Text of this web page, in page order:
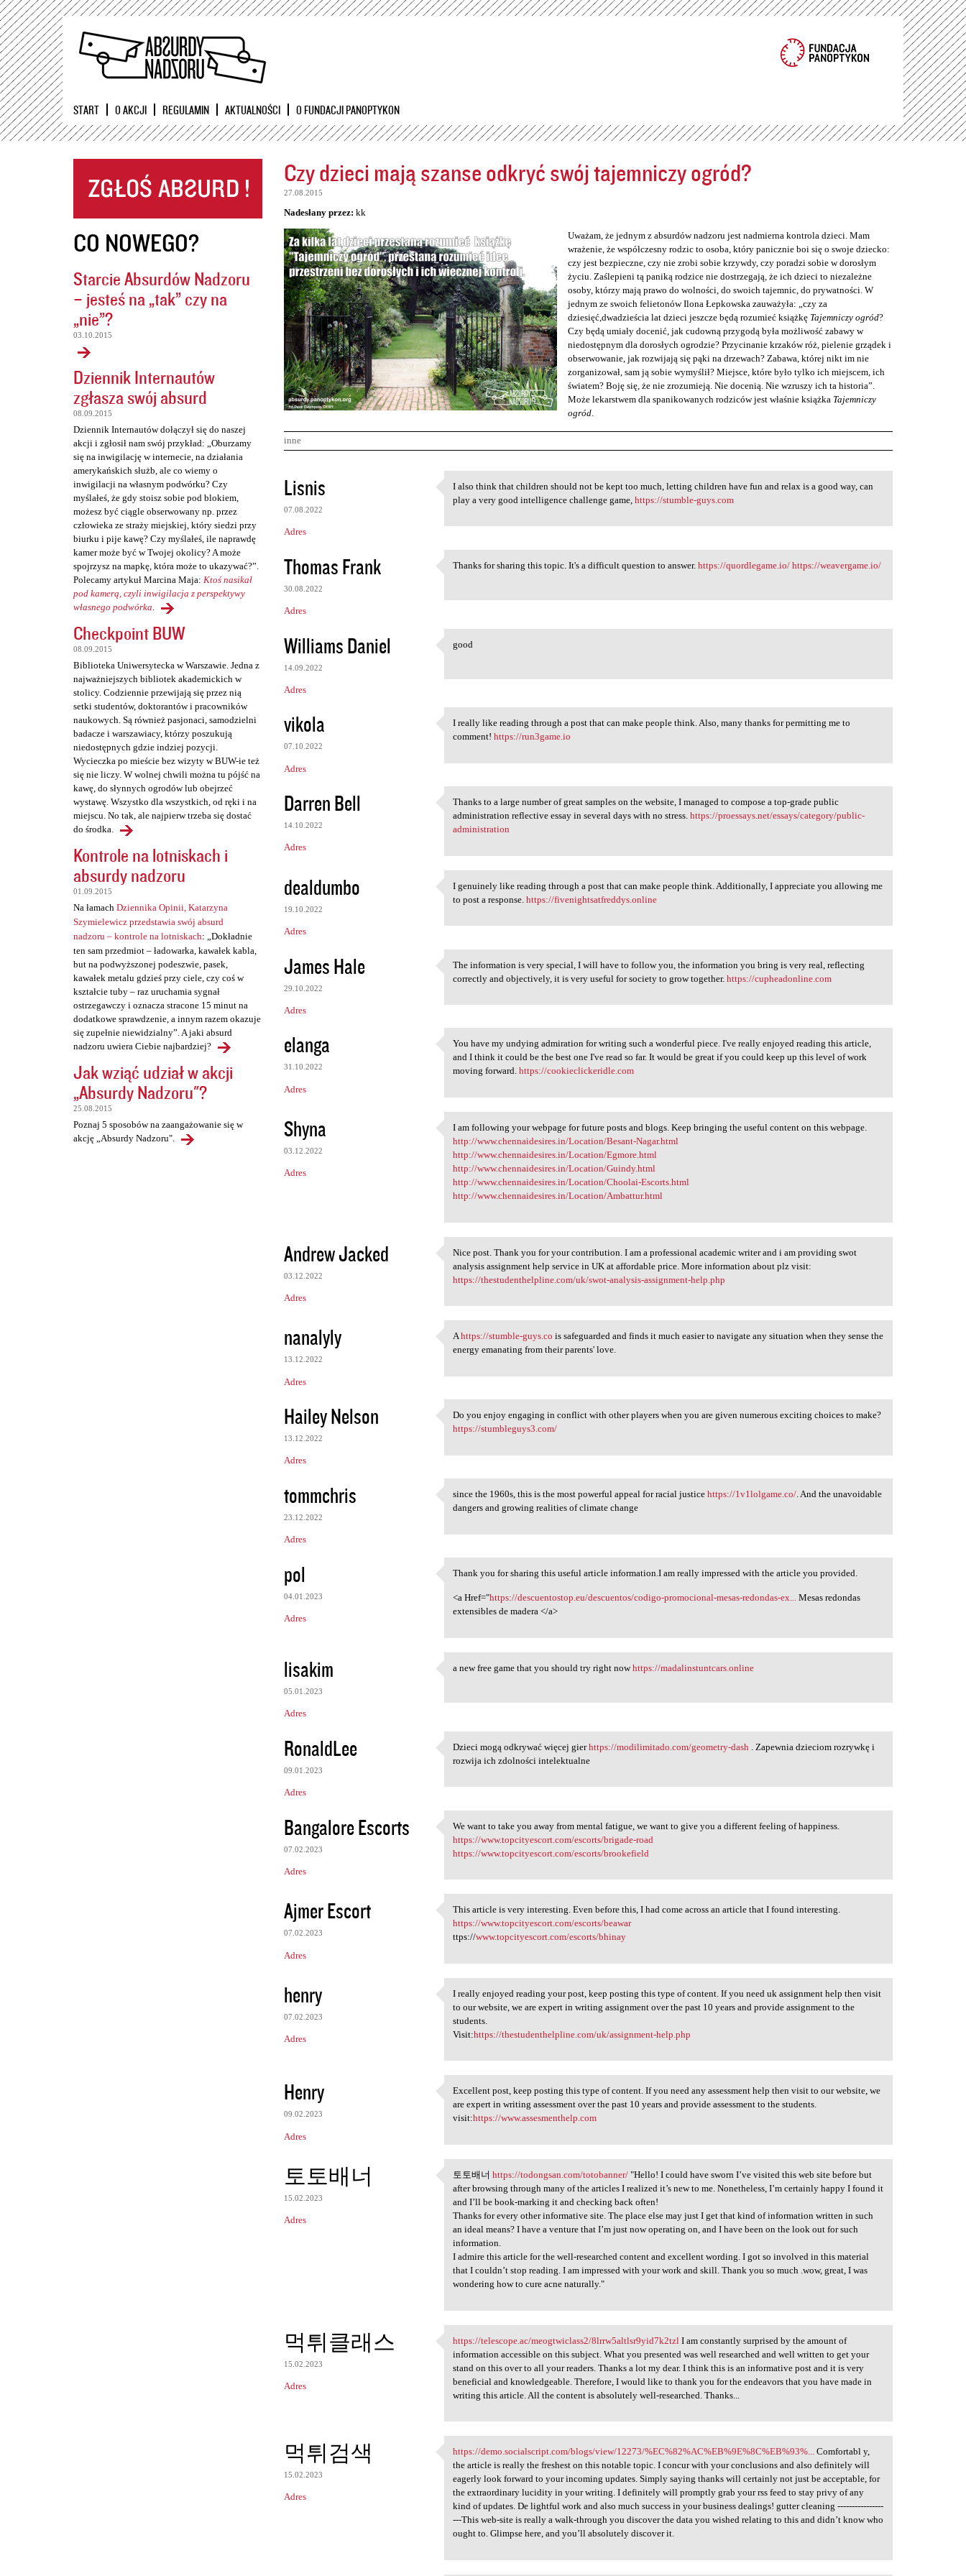
Przejdź
START O AKCJI REGULAMIN AKTUALNOŚCI O FUNDACJI PANOPTYKON
CO NOWEGO?
Starcie Absurdów Nadzoru
– jesteś na „tak” czy na
„nie”?
03.10.2015
Dziennik Internautów
zgłasza swój absurd
08.09.2015
Dziennik Internautów dołączył się do naszej
akcji i zgłosił nam swój przykład: „Oburzamy
się na inwigilację w internecie, na działania
amerykańskich służb, ale co wiemy o
inwigilacji na własnym podwórku? Czy
myślałeś, że gdy stoisz sobie pod blokiem,
możesz być ciągle obserwowany np. przez
człowieka ze straży miejskiej, który siedzi przy
biurku i pije kawę? Czy myślałeś, ile naprawdę
kamer może być w Twojej okolicy? A może
spojrzysz na mapkę, która może to ukazywać?”.
Polecamy artykuł Marcina Maja: Ktoś nasikał
pod kamerą, czyli inwigilacja z perspektywy
własnego podwórka.
Checkpoint BUW
08.09.2015
Biblioteka Uniwersytecka w Warszawie. Jedna z
najważniejszych bibliotek akademickich w
stolicy. Codziennie przewijają się przez nią
setki studentów, doktorantów i pracowników
naukowych. Są również pasjonaci, samodzielni
badacze i warszawiacy, którzy poszukują
niedostępnych gdzie indziej pozycji.
Wycieczka po mieście bez wizyty w BUW-ie też
się nie liczy. W wolnej chwili można tu pójść na
kawę, do słynnych ogrodów lub obejrzeć
wystawę. Wszystko dla wszystkich, od ręki i na
miejscu. No tak, ale najpierw trzeba się dostać
do środka.
Kontrole na lotniskach i
absurdy nadzoru
01.09.2015
Na łamach Dziennika Opinii, Katarzyna
Szymielewicz przedstawia swój absurd
nadzoru – kontrole na lotniskach: „Dokładnie
ten sam przedmiot – ładowarka, kawałek kabla,
but na podwyższonej podeszwie, pasek,
kawałek metalu gdzieś przy ciele, czy coś w
kształcie tuby – raz uruchamia sygnał
ostrzegawczy i oznacza stracone 15 minut na
dodatkowe sprawdzenie, a innym razem okazuje
się zupełnie niewidzialny”. A jaki absurd
nadzoru uwiera Ciebie najbardziej?
Jak wziąć udział w akcji
„Absurdy Nadzoru"?
25.08.2015
Poznaj 5 sposobów na zaangażowanie się w
akcję „Absurdy Nadzoru".
Czy dzieci mają szanse odkryć swój tajemniczy ogród?
27.08.2015
Nadesłany przez: kk
Uważam, że jednym z absurdów nadzoru jest nadmierna kontrola dzieci. Mam
wrażenie, że współczesny rodzic to osoba, który panicznie boi się o swoje dziecko:
czy jest bezpieczne, czy nie zrobi sobie krzywdy, czy poradzi sobie w dorosłym
życiu. Zaślepieni tą paniką rodzice nie dostrzegają, że ich dzieci to niezależne
osoby, którzy mają prawo do wolności, do swoich tajemnic, do prywatności. W
jednym ze swoich felietonów Ilona Łepkowska zauważyła: „czy za
dziesięć,dwadzieścia lat dzieci jeszcze będą rozumieć książkę Tajemniczy ogród?
Czy będą umiały docenić, jak cudowną przygodą była możliwość zabawy w
niedostępnym dla dorosłych ogrodzie? Przycinanie krzaków róż, pielenie grządek i
obserwowanie, jak rozwijają się pąki na drzewach? Zabawa, której nikt im nie
zorganizował, sam ją sobie wymyślił? Miejsce, które było tylko ich miejscem, ich
światem? Boję się, że nie zrozumieją. Nie docenią. Nie wzruszy ich ta historia”.
Może lekarstwem dla spanikowanych rodziców jest właśnie książka Tajemniczy
ogród.
inne
K
o
m
e
n
t
r
z
e
Lisnis
07.08.2022
Adres
I also think that children
I also think that children should not be kept too much, letting children have fun and relax is a good way, can
play a very good intelligence challenge game,https://stumble-guys.com
Thomas Frank
30.08.2022
Adres
Thanks for sharing this topic
Thanks for sharing this topic. It's a difficult question to answer.https://quordlegame.io/ https://weavergame.io/
Williams Daniel
14.09.2022
Adres
good
good
vikola
07.10.2022
Adres
I really like reading through
I really like reading through a post that can make people think. Also, many thanks for permitting me to
comment!https://run3game.io
Darren Bell
14.10.2022
Adres
Thanks to a large number of
Thanks to a large number of great samples on the website, I managed to compose a top-grade public
administration reflective essay in several days with no stress.https://proessays.net/essays/category/public-
administration
dealdumbo
19.10.2022
Adres
I genuinely like reading
I genuinely like reading through a post that can make people think. Additionally, I appreciate you allowing me
to post a response.https://fivenightsatfreddys.online
James Hale
29.10.2022
Adres
The information is very
The information is very special, I will have to follow you, the information you bring is very real, reflecting
correctly and objectively, it is very useful for society to grow together.https://cupheadonline.com
elanga
31.10.2022
Adres
You have my undying
You have my undying admiration for writing such a wonderful piece. I've really enjoyed reading this article,
and I think it could be the best one I've read so far. It would be great if you could keep up this level of work
moving forward.https://cookieclickeridle.com
Shyna
03.12.2022
Adres
I am following your webpage
I am following your webpage for future posts and blogs. Keep bringing the useful content on this webpage.
http://www.chennaidesires.in/Location/Besant-Nagar.html
http://www.chennaidesires.in/Location/Egmore.html
http://www.chennaidesires.in/Location/Guindy.html
http://www.chennaidesires.in/Location/Choolai-Escorts.html
http://www.chennaidesires.in/Location/Ambattur.html
Andrew Jacked
03.12.2022
Adres
Nice post. Thank you for your
Nice post. Thank you for your contribution. I am a professional academic writer and i am providing swot
analysis assignment help service in UK at affordable price. More information about plz visit:
https://thestudenthelpline.com/uk/swot-analysis-assignment-help.php
nanalyly
13.12.2022
Adres
A https://stumble-guys.co is
Ahttps://stumble-guys.co is safeguarded and finds it much easier to navigate any situation when they sense the
energy emanating from their parents' love.
Hailey Nelson
13.12.2022
Adres
Do you enjoy engaging in
Do you enjoy engaging in conflict with other players when you are given numerous exciting choices to make?
https://stumbleguys3.com/
tommchris
23.12.2022
Adres
since the 1960s, this is the
since the 1960s, this is the most powerful appeal for racial justicehttps://1v1lolgame.co/ . And the unavoidable
dangers and growing realities of climate change
pol
04.01.2023
Adres
Thank you for sharing this
Thank you for sharing this useful article information.I am really impressed with the article you provided.
<a Href="https://descuentostop.eu/descuentos/codigo-promocional-mesas-redondas-ex... Mesas redondas
extensibles de madera </a>
lisakim
05.01.2023
Adres
a new free game that you
a new free game that you should try right nowhttps://madalinstuntcars.online
RonaldLee
09.01.2023
Adres
Dzieci mogą odkrywać więcej
Dzieci mogą odkrywać więcej gierhttps://modilimitado.com/geometry-dash . Zapewnia dzieciom rozrywkę i
rozwija ich zdolności intelektualne
Bangalore Escorts
07.02.2023
Adres
We want to take you away from
We want to take you away from mental fatigue, we want to give you a different feeling of happiness.
https://www.topcityescort.com/escorts/brigade-road
https://www.topcityescort.com/escorts/brookefield
Ajmer Escort
07.02.2023
Adres
This article is very
This article is very interesting. Even before this, I had come across an article that I found interesting.
https://www.topcityescort.com/escorts/beawar
ttps://www.topcityescort.com/escorts/bhinay
henry
07.02.2023
Adres
I really enjoyed reading your
I really enjoyed reading your post, keep posting this type of content. If you need uk assignment help then visit
to our website, we are expert in writing assignment over the past 10 years and provide assignment to the
students.
Visit:https://thestudenthelpline.com/uk/assignment-help.php
Henry
09.02.2023
Adres
Excellent post, keep posting
Excellent post, keep posting this type of content. If you need any assessment help then visit to our website, we
are expert in writing assessment over the past 10 years and provide assessment to the students.
visit:https://www.assesmenthelp.com
토토배너
15.02.2023
Adres
토토배너 https://todongsan.com
토토배너https://todongsan.com/totobanner/ "Hello! I could have sworn I’ve visited this web site before but
after browsing through many of the articles I realized it’s new to me. Nonetheless, I’m certainly happy I found it
and I’ll be book-marking it and checking back often!
Thanks for every other informative site. The place else may just I get that kind of information written in such
an ideal means? I have a venture that I’m just now operating on, and I have been on the look out for such
information.
I admire this article for the well-researched content and excellent wording. I got so involved in this material
that I couldn’t stop reading. I am impressed with your work and skill. Thank you so much .wow, great, I was
wondering how to cure acne naturally."
먹튀클래스
15.02.2023
Adres
https://telescope.ac
https://telescope.ac/meogtwiclass2/8lrrw5altlsr9yid7k2tzl I am constantly surprised by the amount of
information accessible on this subject. What you presented was well researched and well written to get your
stand on this over to all your readers. Thanks a lot my dear. I think this is an informative post and it is very
beneficial and knowledgeable. Therefore, I would like to thank you for the endeavors that you have made in
writing this article. All the content is absolutely well-researched. Thanks...
먹튀검색
15.02.2023
Adres
https://demo.socialscript.com
https://demo.socialscript.com/blogs/view/12273/%EC%82%AC%EB%9E%8C%EB%93%... Comfortabl y,
the article is really the freshest on this notable topic. I concur with your conclusions and also definitely will
eagerly look forward to your incoming updates. Simply saying thanks will certainly not just be acceptable, for
the extraordinary lucidity in your writing. I definitely will promptly grab your rss feed to stay privy of any
kind of updates. De lightful work and also much success in your business dealings! gutter cleaning ----------------
---This web-site is really a walk-through you discover the data you wished relating to this and didn’t know who
ought to. Glimpse here, and you’ll absolutely discover it.